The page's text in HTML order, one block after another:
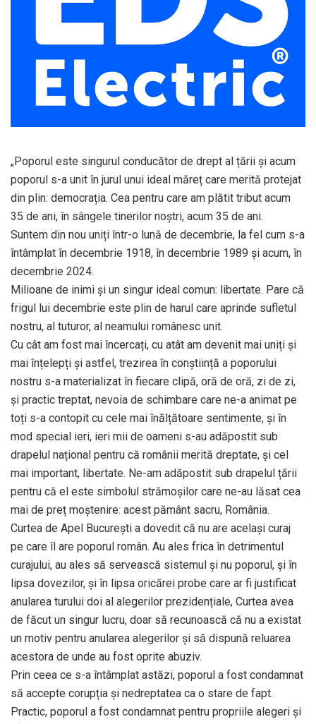
„Poporul este singurul conducător de drept al țării și acum
poporul s-a unit în jurul unui ideal măreț care merită protejat
din plin: democrația. Cea pentru care am plătit tribut acum
35 de ani, în sângele tinerilor noștri, acum 35 de ani.
Suntem din nou uniți într-o lună de decembrie, la fel cum s-a
întâmplat în decembrie 1918, în decembrie 1989 și acum, în
decembrie 2024.
Milioane de inimi și un singur ideal comun: libertate. Pare că
frigul lui decembrie este plin de harul care aprinde sufletul
nostru, al tuturor, al neamului românesc unit.
Cu cât am fost mai încercați, cu atât am devenit mai uniți și
mai înțelepți și astfel, trezirea în conștiință a poporului
nostru s-a materializat în fiecare clipă, oră de oră, zi de zi,
și practic treptat, nevoia de schimbare care ne-a animat pe
toți s-a contopit cu cele mai înălțătoare sentimente, și în
mod special ieri, ieri mii de oameni s-au adăpostit sub
drapelul național pentru că românii merită dreptate, și cel
mai important, libertate. Ne-am adăpostit sub drapelul țării
pentru că el este simbolul strămoșilor care ne-au lăsat cea
mai de preț moștenire: acest pământ sacru, România.
Curtea de Apel București a dovedit că nu are același curaj
pe care îl are poporul român. Au ales frica în detrimentul
curajului, au ales să servească sistemul și nu poporul, și în
lipsa dovezilor, și în lipsa oricărei probe care ar fi justificat
anularea turului doi al alegerilor prezidențiale, Curtea avea
de făcut un singur lucru, doar să recunoască că nu a existat
un motiv pentru anularea alegerilor și să dispună reluarea
acestora de unde au fost oprite abuziv.
Prin ceea ce s-a întâmplat astăzi, poporul a fost condamnat
să accepte corupția și nedreptatea ca o stare de fapt.
Practic, poporul a fost condamnat pentru propriile alegeri și